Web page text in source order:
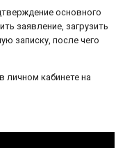
основного
заявление, загрузить
записку, после чего
личном кабинете на